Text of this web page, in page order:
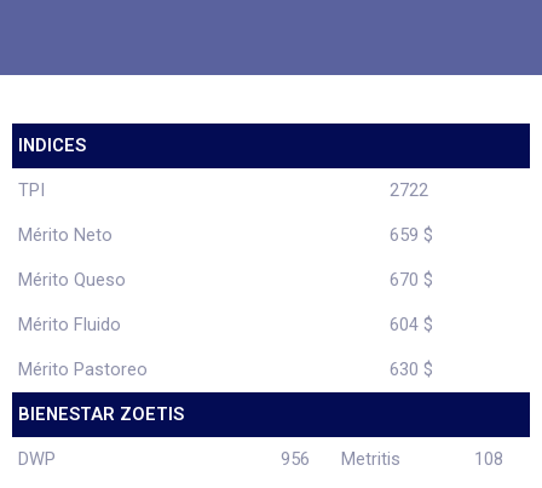
INDICES
TPI 2722
Mérito Neto 659 $
Mérito Queso 670 $
Mérito Fluido 604 $
Mérito Pastoreo 630 $
BIENESTAR ZOETIS
DWP 956 Metritis 108